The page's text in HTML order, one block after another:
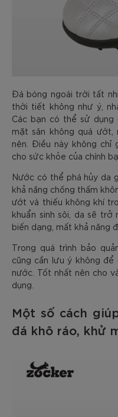
Đá bóng ngoài trời tất
thời tiết không như ý,
Các bạn có thể sử dụng
mặt sân không quá
nên. Điều này không chỉ
cho sức khỏe của chính
Nước có thể phá hủy da
khả năng chống thấm
ướt và thiếu không khí
khuẩn sinh sôi, da sẽ trở
biến dạng, mất khả năng
Trong quá trình bảo
cũng cần lưu ý không
nước. Tốt nhất nên cho
dụng.
Một số cách
đá khô ráo, khử